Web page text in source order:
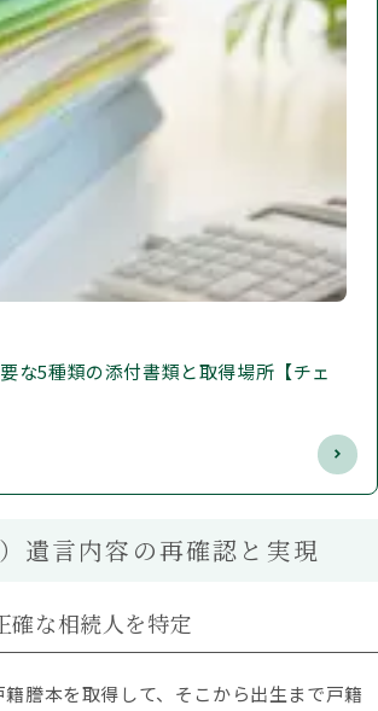
な5種類の添付書類と取得場所【チェ
遺言内容の再確認と実現
確な相続人を特定
謄本を取得して、そこから出生まで戸籍